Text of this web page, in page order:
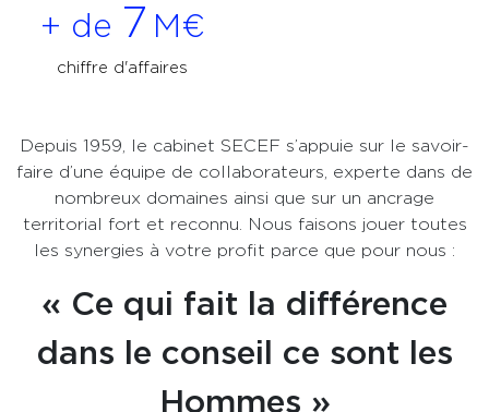
+ de 7 M€
chiffre d'affaires
Depuis 1959, le cabinet SECEF s’appuie sur le savoir-
faire d’une équipe de collaborateurs, experte dans de
nombreux domaines ainsi que sur un ancrage
territorial fort et reconnu. Nous faisons jouer toutes
les synergies à votre profit parce que pour nous :
« Ce qui fait la différence
dans le conseil ce sont les
Hommes »